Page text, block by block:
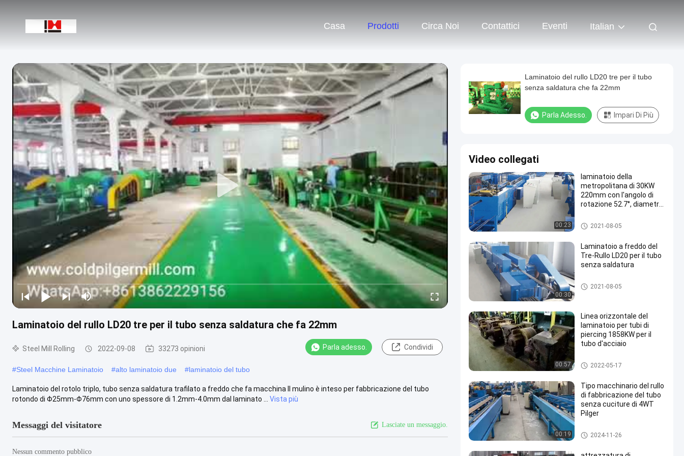
Casa Prodotti Circa Noi Contattici Eventi Italian
Laminatoio del rullo LD20 tre per il tubo senza saldatura che fa 22mm
Steel Mill Rolling 2022-09-08 33273 opinioni Parla adesso. Condividi
#Steel Macchine Laminatoio #alto laminatoio due #laminatoio del tubo
Laminatoio del rotolo triplo, tubo senza saldatura trafilato a freddo che fa macchina Il mulino è inteso per fabbricazione del tubo
rotondo di Φ25mm-Φ76mm con uno spessore di 1.2mm-4.0mm dal laminato ...
Vista più
Messaggi del visitatore Lasciate un messaggio.
Nessun commento pubblico
Laminatoio del rullo LD20 tre per il tubo
senza saldatura che fa 22mm
Parla Adesso. Impari Di Più
Video collegati
00:23
laminatoio della
metropolitana di 30KW
220mm con l'angolo di
rotazione 52.7°, diametro
Steel Mill Rolling
2021-08-05
00:30
Laminatoio a freddo del
Tre-Rullo LD20 per il tubo
senza saldatura
Laminatoio a freddo
2021-08-05
00:57
Linea orizzontale del
laminatoio per tubi di
piercing 1858KW per il
tubo d'acciaio
Piercing Mill
2022-05-17
00:19
Tipo macchinario del rullo
di fabbricazione del tubo
senza cuciture di 4WT
Pilger
Freddo Pilger Mill
2024-11-26